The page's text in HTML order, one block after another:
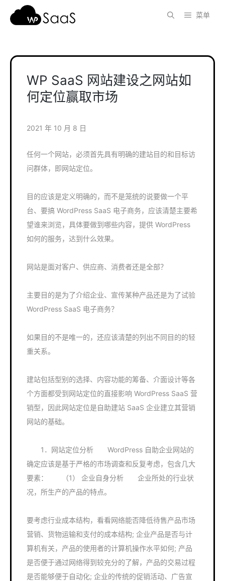
菜单
WP SaaS 网站建设之网站如
何定位赢取市场
2021 年 10 月 8 日
任何一个网站，必须首先具有明确的建站目的和目标访
问群体，即网站定位。
目的应该是定义明确的，而不是笼统的说要做一个平
台、要搞 WordPress SaaS 电子商务，应该清楚主要希
望谁来浏览，具体要做到哪些内容，提供 WordPress
如何的服务，达到什么效果。
网站是面对客户、供应商、消费者还是全部？
主要目的是为了介绍企业、宣传某种产品还是为了试验
WordPress SaaS 电子商务？
如果目的不是唯一的，还应该清楚的列出不同目的的轻
重关系。
建站包括型别的选择、内容功能的筹备、介面设计等各
个方面都受到网站定位的直接影响 WordPress SaaS 营
销型，因此网站定位是自助建站 SaaS 企业建立其营销
网站的基础。
1．网站定位分析 WordPress 自助企业网站的
确定应该是基于严格的市场调查和反复考虑，包含几大
要素： （1） 企业自身分析 企业所处的行业状
况，所生产的产品的特点。
要考虑行业成本结构，看看网络能否降低待售产品市场
营销、货物运输和支付的成本结构; 企业产品是否与计
算机有关，产品的使用者的计算机操作水平如何; 产品
是否便于通过网络得到较充分的了解，产品的交易过程
是否能够便于自动化; 企业的传统的促销活动、广告宣